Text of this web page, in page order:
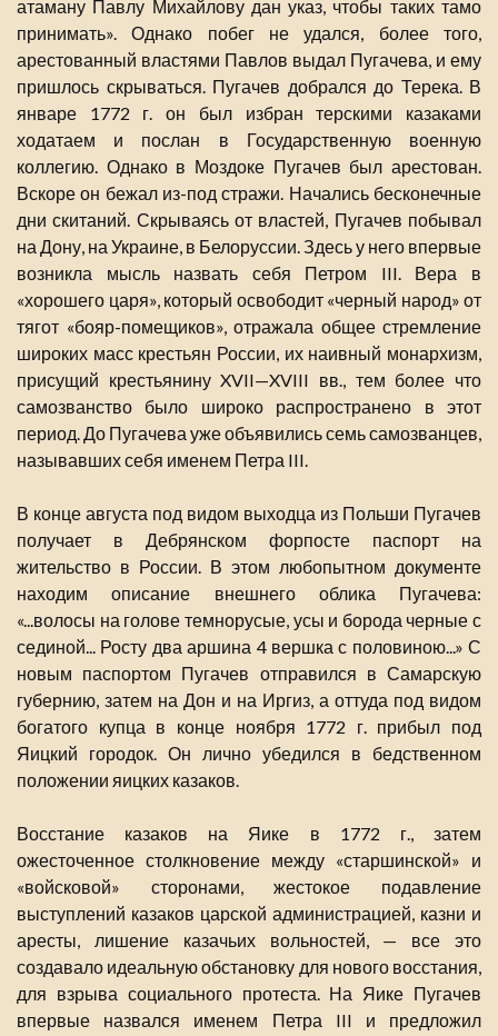
атаману Павлу Михайлову дан указ, чтобы таких тамо
принимать». Однако побег не удался, более того,
арестованный властями Павлов выдал Пугачева, и ему
пришлось скрываться. Пугачев добрался до Терека. В
январе 1772 г. он был избран терскими казаками
ходатаем и послан в Государственную военную
коллегию. Однако в Моздоке Пугачев был арестован.
Вскоре он бежал из-под стражи. Начались бесконечные
дни скитаний. Скрываясь от властей, Пугачев побывал
на Дону, на Украине, в Белоруссии. Здесь у него впервые
возникла мысль назвать себя Петром III. Вера в
«хорошего царя», который освободит «черный народ» от
тягот «бояр-помещиков», отражала общее стремление
широких масс крестьян России, их наивный монархизм,
присущий крестьянину XVII—XVIII вв., тем более что
самозванство было широко распространено в этот
период. До Пугачева уже объявились семь самозванцев,
называвших себя именем Петра III.
В конце августа под видом выходца из Польши Пугачев
получает в Дебрянском форпосте паспорт на
жительство в России. В этом любопытном документе
находим описание внешнего облика Пугачева:
«...волосы на голове темнорусые, усы и борода черные с
сединой... Росту два аршина 4 вершка с половиною...» С
новым паспортом Пугачев отправился в Самарскую
губернию, затем на Дон и на Иргиз, а оттуда под видом
богатого купца в конце ноября 1772 г. прибыл под
Яицкий городок. Он лично убедился в бедственном
положении яицких казаков.
Восстание казаков на Яике в 1772 г., затем
ожесточенное столкновение между «старшинской» и
«войсковой» сторонами, жестокое подавление
выступлений казаков царской администрацией, казни и
аресты, лишение казачьих вольностей, — все это
создавало идеальную обстановку для нового восстания,
для взрыва социального протеста. На Яике Пугачев
впервые назвался именем Петра III и предложил